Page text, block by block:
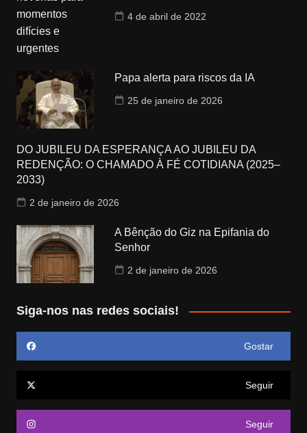
4 de abril de 2022
Papa alerta para riscos da IA
25 de janeiro de 2026
DO JUBILEU DA ESPERANÇA AO JUBILEU DA
REDENÇÃO: O CHAMADO À FÉ COTIDIANA (2025–
2033)
2 de janeiro de 2026
A Bênção do Giz na Epifania do
Senhor
2 de janeiro de 2026
Siga-nos nas redes sociais!
Gostar
Seguir
Seguir